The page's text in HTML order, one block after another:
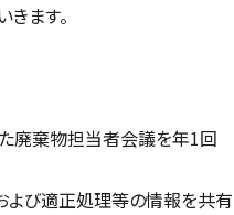
ます。
廃棄物担当者会議を年1回
よび適正処理等の情報を共有